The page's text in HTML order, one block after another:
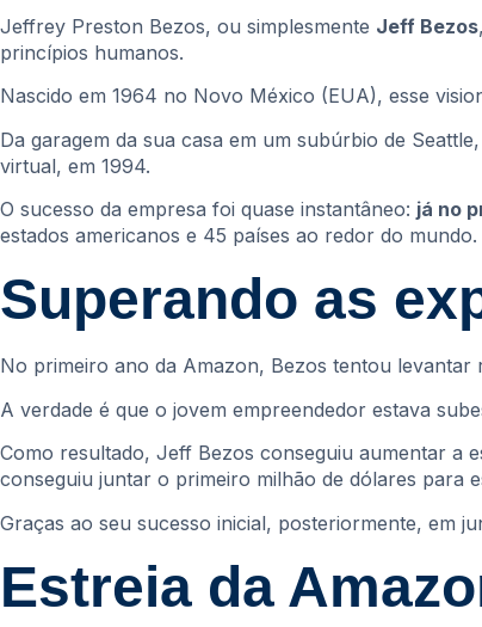
Jeffrey Preston Bezos, ou simplesmente Jeff Bezos
princípios humanos.
Nascido em 1964 no Novo México (EUA), esse
Da garagem da sua casa em um subúrbio de
virtual, em 1994.
O sucesso da empresa foi quase instantâneo: já no
estados americanos e 45 países ao redor do mundo.
Superando as
No primeiro ano da Amazon, Bezos tentou
A verdade é que o jovem empreendedor estava
Como resultado, Jeff Bezos conseguiu aumentar a
conseguiu juntar o primeiro milhão de dólares para
Graças ao seu sucesso inicial, posteriormente, em
Estreia da